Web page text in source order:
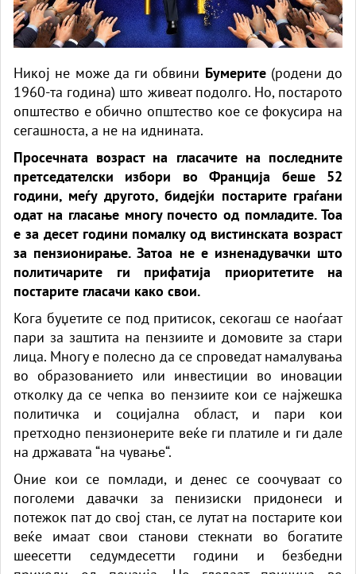
Никој не може да ги обвини Бумерите(родени до
1960-та година) што живеат подолго. Но, постарото
општество е обично општество кое се фокусира на
сегашноста, а не на иднината.
Просечната возраст на гласачите на последните
претседателски избори во Франција беше 52
години, меѓу другото, бидејќи постарите граѓани
одат на гласање многу почесто од помладите. Тоа
е за десет години помалку од вистинската возраст
за пензионирање. Затоа не е изненадувачки што
политичарите ги прифатија приоритетите на
постарите гласачи како свои.
Кога буџетите се под притисок, секогаш се наоѓаат
пари за заштита на пензиите и домовите за стари
лица. Многу е полесно да се спроведат намалувања
во образованието или инвестиции во иновации
отколку да се чепка во пензиите кои се најжешка
политичка и социјална област, и пари кои
претходно пензионерите веќе ги платиле и ги дале
на државата “на чување“.
Оние кои се помлади, и денес се соочуваат со
поголеми давачки за пенизиски придонеси и
потежок пат до свој стан, се лутат на постарите кои
веќе имаат свои станови стекнати во богатите
шеесетти седумдесетти години и безбедни